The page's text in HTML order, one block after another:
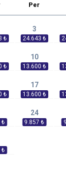
Per
3
10
17
24